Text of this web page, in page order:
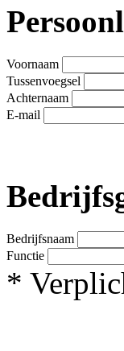
Leave
this
Voornaam
Tussenvoegsel
Achternaam
E-mail
Bedrijfsnaam
Functie
*